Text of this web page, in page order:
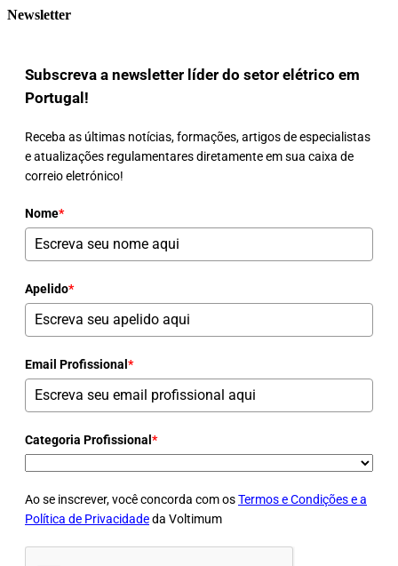
Newsletter
Subscreva a newsletter líder do setor elétrico em
Portugal!
Receba as últimas notícias, formações, artigos de especialistas
e atualizações regulamentares diretamente em sua caixa de
correio eletrónico!
Nome*
Apelido*
Email Profissional *
Categoria Profissional *
Ao se inscrever, você concorda com osTermos e Condições e a
Política de Privacidadeda Voltimum